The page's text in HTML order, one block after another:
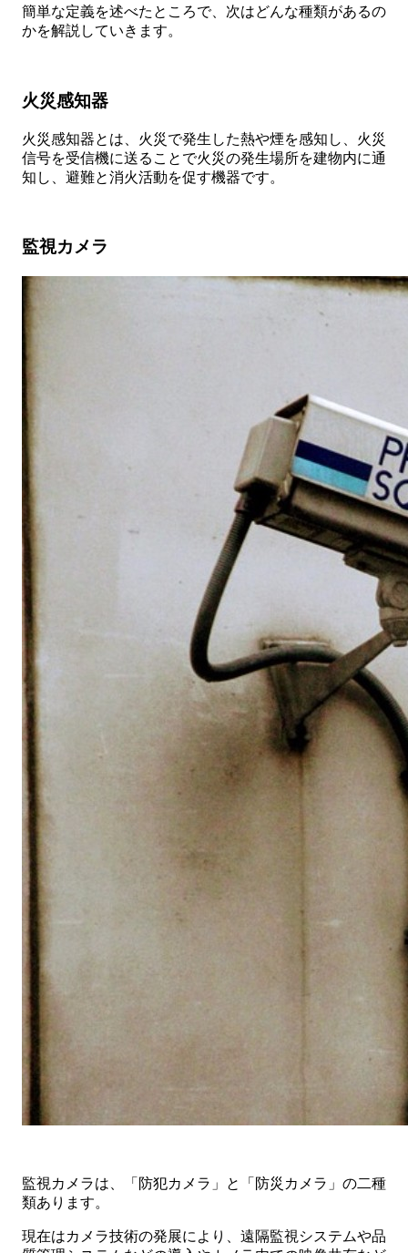
簡単な定義を述べたところで、次はどんな種類があるの
かを解説していきます。
火災感知器
火災感知器とは、火災で発生した熱や煙を感知し、火災
信号を受信機に送ることで火災の発生場所を建物内に通
知し、避難と消火活動を促す機器です。
監視カメラ
監視カメラは、「防犯カメラ」と「防災カメラ」の二種
類あります。
現在はカメラ技術の発展により、遠隔監視システムや品